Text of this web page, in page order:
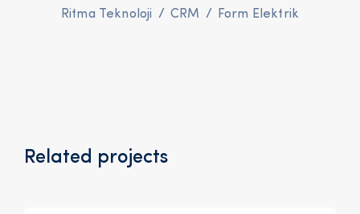
Ritma Teknoloji / CRM / Form Elektrik
Related projects